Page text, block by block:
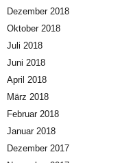
Dezember 2018
Oktober 2018
Juli 2018
Juni 2018
April 2018
März 2018
Februar 2018
Januar 2018
Dezember 2017